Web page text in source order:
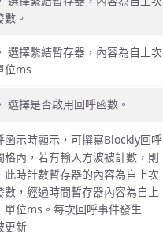
。
選擇繫結暫存器，內容為自上次
位ms
選擇是否啟用回呼函數。
函示時顯示，可撰寫Blockly回呼
內，若有輸入方波被計數，則
時計數暫存器的內容為自上次
，經過時間暫存器內容為自上
位ms。每次回呼事件發生
更新